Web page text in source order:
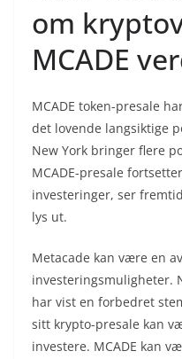
om
MCADE
MCADE token-presale
det lovende langsiktige
New York bringer flere
MCADE-presale
investeringer, ser
lys ut.
Metacade kan være en
investeringsmuligheter.
har vist en forbedret
sitt krypto-presale kan
investere. MCADE kan